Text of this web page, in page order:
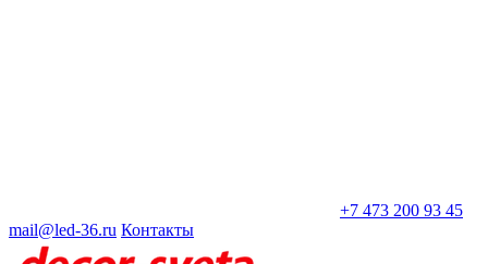
+7 473 200 93 45
mail@led-36.ru Контакты